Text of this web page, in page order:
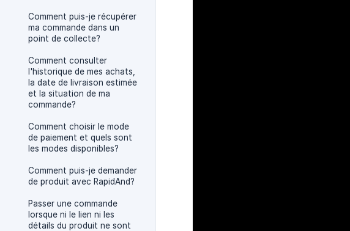
Comment puis-je récupérer
ma commande dans un
point de collecte?
Comment consulter
l'historique de mes achats,
la date de livraison estimée
et la situation de ma
commande?
Comment choisir le mode
de paiement et quels sont
les modes disponibles?
Comment puis-je demander
de produit avec RapidAnd?
Passer une commande
lorsque ni le lien ni les
détails du produit ne sont